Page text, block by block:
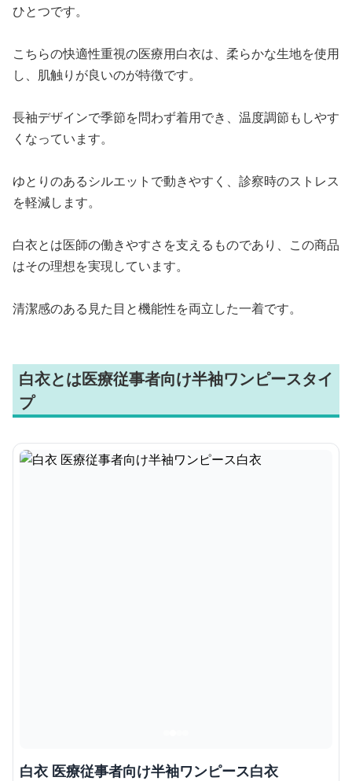
ひとつです。
こちらの快適性重視の医療用白衣は、柔らかな生地を使用
し、肌触りが良いのが特徴です。
長袖デザインで季節を問わず着用でき、温度調節もしやす
くなっています。
ゆとりのあるシルエットで動きやすく、診察時のストレス
を軽減します。
白衣とは医師の働きやすさを支えるものであり、この商品
はその理想を実現しています。
清潔感のある見た目と機能性を両立した一着です。
白衣とは医療従事者向け半袖ワンピースタイ
プ
白衣 医療従事者向け半袖ワンピース白衣